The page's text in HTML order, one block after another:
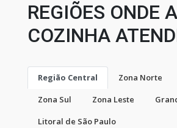
REGIÕES ONDE
COZINHA
Região Central Zona Norte
Zona Sul
Zona Leste
Litoral de São Paulo